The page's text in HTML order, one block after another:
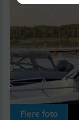
Flere foto